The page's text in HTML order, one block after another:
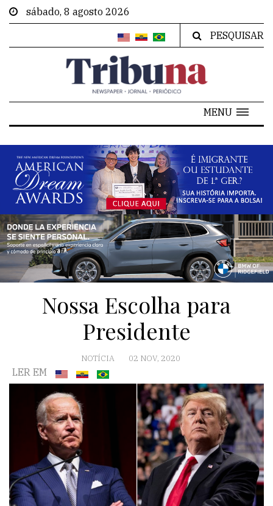
sábado, 8 agosto 2026
PESQUISAR
MENU
Nossa Escolha para
Presidente
NOTÍCIA 02 NOV, 2020
LER EM